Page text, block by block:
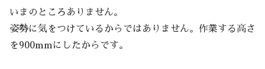
いまのところありません。
姿勢に気をつけているからではありません。作業する高さ
を900mmにしたからです。